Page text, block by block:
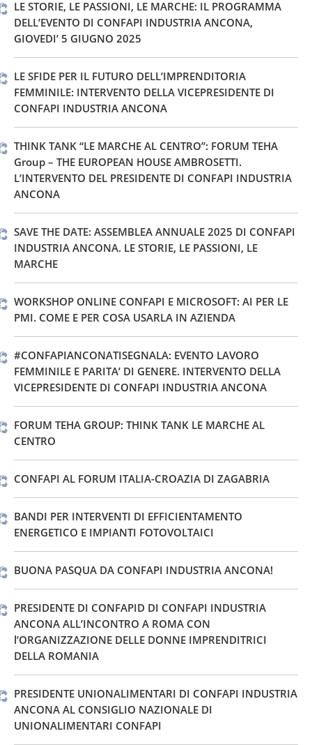
LE STORIE, LE PASSIONI, LE MARCHE: IL PROGRAMMA
DELL’EVENTO DI CONFAPI INDUSTRIA ANCONA,
GIOVEDI’ 5 GIUGNO 2025
LE SFIDE PER IL FUTURO DELL’IMPRENDITORIA
FEMMINILE: INTERVENTO DELLA VICEPRESIDENTE DI
CONFAPI INDUSTRIA ANCONA
THINK TANK “LE MARCHE AL CENTRO”: FORUM TEHA
Group – THE EUROPEAN HOUSE AMBROSETTI.
L’INTERVENTO DEL PRESIDENTE DI CONFAPI INDUSTRIA
ANCONA
SAVE THE DATE: ASSEMBLEA ANNUALE 2025 DI CONFAPI
INDUSTRIA ANCONA. LE STORIE, LE PASSIONI, LE
MARCHE
WORKSHOP ONLINE CONFAPI E MICROSOFT: AI PER LE
PMI. COME E PER COSA USARLA IN AZIENDA
#CONFAPIANCONATISEGNALA: EVENTO LAVORO
FEMMINILE E PARITA’ DI GENERE. INTERVENTO DELLA
VICEPRESIDENTE DI CONFAPI INDUSTRIA ANCONA
FORUM TEHA GROUP: THINK TANK LE MARCHE AL
CENTRO
CONFAPI AL FORUM ITALIA-CROAZIA DI ZAGABRIA
BANDI PER INTERVENTI DI EFFICIENTAMENTO
ENERGETICO E IMPIANTI FOTOVOLTAICI
BUONA PASQUA DA CONFAPI INDUSTRIA ANCONA!
PRESIDENTE DI CONFAPID DI CONFAPI INDUSTRIA
ANCONA ALL’INCONTRO A ROMA CON
l’ORGANIZZAZIONE DELLE DONNE IMPRENDITRICI
DELLA ROMANIA
PRESIDENTE UNIONALIMENTARI DI CONFAPI INDUSTRIA
ANCONA AL CONSIGLIO NAZIONALE DI
UNIONALIMENTARI CONFAPI